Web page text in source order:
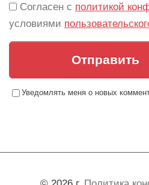
Согласен с политикой
условиями
Отправить
Уведомлять меня о новых